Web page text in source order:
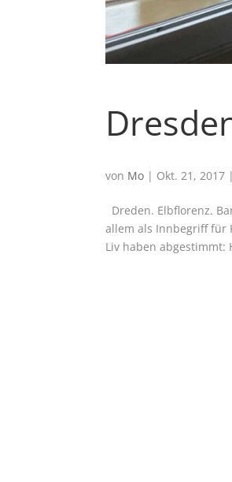
von Mo | Okt. 21, 2017 |
Dreden. Elbflorenz.
allem als Innbegriff für
Liv haben abgestimmt: